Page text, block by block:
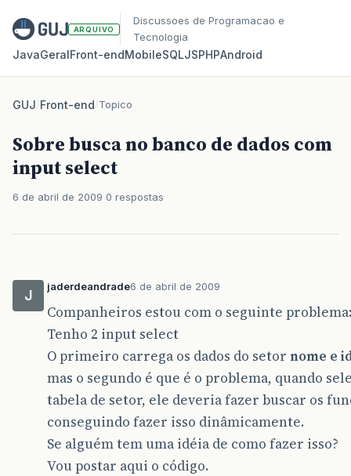
ARQUIVO
Discussoes de Programacao e
Tecnologia
JavaGeralFront‑endMobileSQLJSPHPAndroid
GUJ/Front-end/Topico
Sobre busca no banco de dados com
input select
6 de abril de 2009 0 respostas
J
jaderdeandrade6 de abril de 2009
Companheiros estou com o seguinte problema:
Tenho 2 input select
O primeiro carrega os dados do setor nome e
mas o segundo é que é o problema, quando
tabela de setor, ele deveria fazer buscar os
conseguindo fazer isso dinâmicamente.
Se alguém tem uma idéia de como fazer isso?
Vou postar aqui o código.